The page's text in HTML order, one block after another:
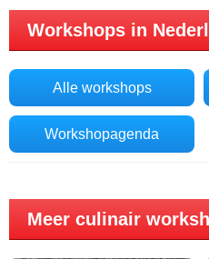
Workshops in
Alle workshops
Workshopagenda
Meer culinair